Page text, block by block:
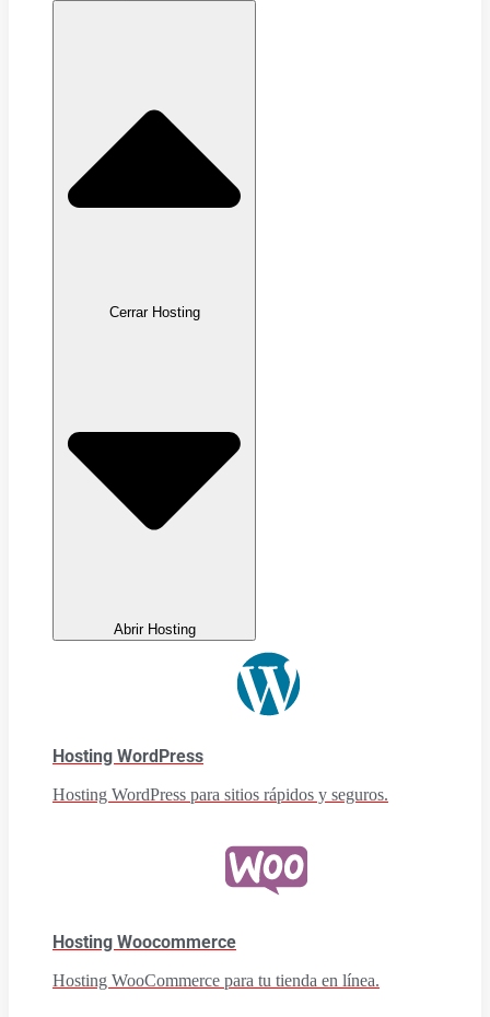
Cerrar Hosting
Abrir Hosting
Hosting WordPress
Hosting WordPress para sitios rápidos y seguros.
Hosting Woocommerce
Hosting WooCommerce para tu tienda en línea.